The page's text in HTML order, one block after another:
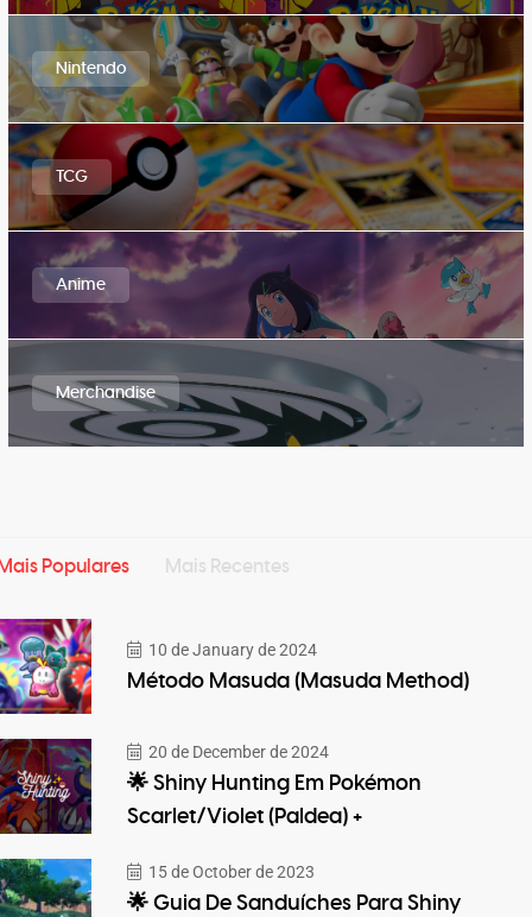
Nintendo
TCG
Anime
Merchandise
Populares Mais Recentes
10 de January de 2024
Método Masuda (Masuda Method)
20 de December de 2024
🌟 Shiny Hunting Em Pokémon
Scarlet/Violet (Paldea) +
15 de October de 2023
🌟 Guia De Sanduíches Para Shiny